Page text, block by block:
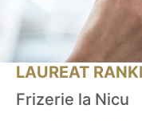
LAUREAT
Frizerie la Nicu